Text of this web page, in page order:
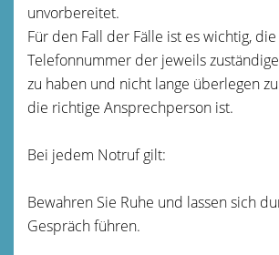
unvorbereitet.
Für den Fall der Fälle ist es wichtig, die
Telefonnummer der jeweils
zu haben und nicht lange überlegen
die richtige Ansprechperson ist.
Bei jedem Notruf gilt:
Bewahren Sie Ruhe und lassen sich
Gespräch führen.